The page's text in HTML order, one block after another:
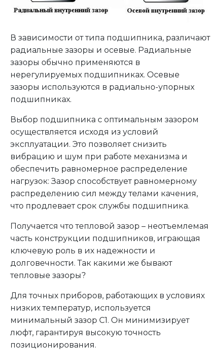
В зависимости от типа подшипника, различают
радиальные зазоры и осевые. Радиальные
зазоры обычно применяются в
нерегулируемых подшипниках. Осевые
зазоры используются в радиально-упорных
подшипниках.
Выбор подшипника с оптимальным зазором
осуществляется исходя из условий
эксплуатации. Это позволяет снизить
вибрацию и шум при работе механизма и
обеспечить равномерное распределение
нагрузок: Зазор способствует равномерному
распределению сил между телами качения,
что продлевает срок службы подшипника.
Получается что тепловой зазор – неотъемлемая
часть конструкции подшипников, играющая
ключевую роль в их надежности и
долговечности. Так какими же бывают
тепловые зазоры?
Для точных приборов, работающих в условиях
низких температур, используется
минимальный зазор C1. Он минимизирует
люфт, гарантируя высокую точность
позиционирования.